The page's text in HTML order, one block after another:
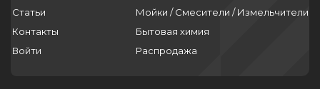
Статьи
Контакты
Войти
Мойки / Смесители / Измельчители
Бытовая химия
Распродажа